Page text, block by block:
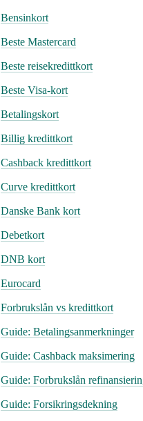
Bensinkort
Beste Mastercard
Beste reisekredittkort
Beste Visa-kort
Betalingskort
Billig kredittkort
Cashback kredittkort
Curve kredittkort
Danske Bank kort
Debetkort
DNB kort
Eurocard
Forbrukslån vs kredittkort
Guide: Betalingsanmerkninger
Guide: Cashback maksimering
Guide: Forbrukslån
Guide: Forsikringsdekning